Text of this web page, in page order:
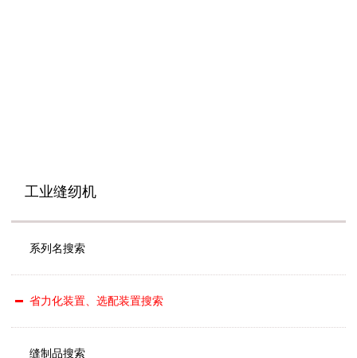
工业缝纫机
系列名搜索
省力化装置、选配装置搜索
缝制品搜索